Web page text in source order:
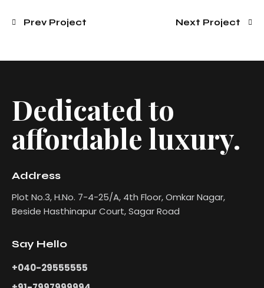
Prev Project Next Project
Dedicated to
affordable luxury.
Address
Plot No.3, H.No. 7-4-25/A, 4th Floor, Omkar Nagar,
Beside Hasthinapur Court, Sagar Road
Say Hello
+040-29555555